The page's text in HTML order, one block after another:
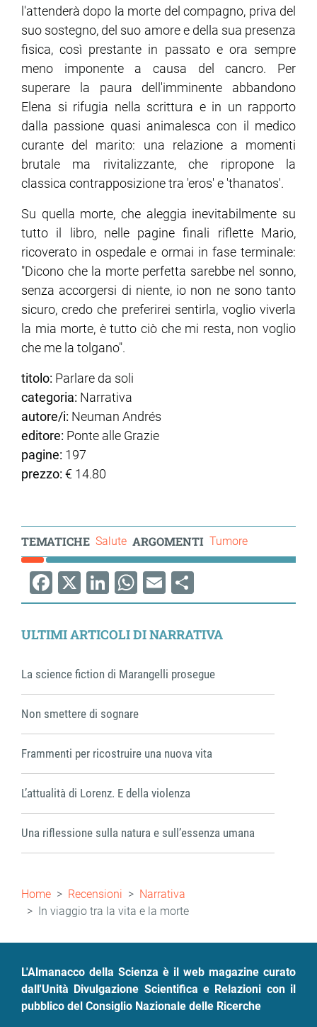
l'attenderà dopo la morte del compagno, priva del
suo sostegno, del suo amore e della sua presenza
fisica, così prestante in passato e ora sempre
meno imponente a causa del cancro. Per
superare la paura dell'imminente abbandono
Elena si rifugia nella scrittura e in un rapporto
dalla passione quasi animalesca con il medico
curante del marito: una relazione a momenti
brutale ma rivitalizzante, che ripropone la
classica contrapposizione tra 'eros' e 'thanatos'.
Su quella morte, che aleggia inevitabilmente su
tutto il libro, nelle pagine finali riflette Mario,
ricoverato in ospedale e ormai in fase terminale:
"Dicono che la morte perfetta sarebbe nel sonno,
senza accorgersi di niente, io non ne sono tanto
sicuro, credo che preferirei sentirla, voglio viverla
la mia morte, è tutto ciò che mi resta, non voglio
che me la tolgano".
titolo: Parlare da soli
categoria: Narrativa
autore/i: Neuman Andrés
editore: Ponte alle Grazie
pagine: 197
prezzo: € 14.80
TEMATICHE Salute ARGOMENTI Tumore
Facebook
X LinkedIn
WhatsApp
EmailShare
ULTIMI ARTICOLI DI NARRATIVA
La science fiction di Marangelli prosegue
Non smettere di sognare
Frammenti per ricostruire una nuova vita
L’attualità di Lorenz. E della violenza
Una riflessione sulla natura e sull’essenza umana
Briciole
di
pane
Home Recensioni
Narrativa
In viaggio tra la vita e la morte
L'Almanacco della Scienza è il web magazine curato
dall'Unità Divulgazione Scientifica e Relazioni con il
pubblico del Consiglio Nazionale delle Ricerche